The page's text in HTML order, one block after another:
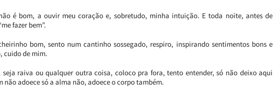
é bom, a ouvir meu coração e, sobretudo, minha intuição. E toda noite, antes de
fazer bem”.
bom, sento num cantinho sossegado, respiro, inspirando sentimentos bons e
cuido de mim.
seja raiva ou qualquer outra coisa, coloco pra fora, tento entender, só não deixo aqui
adoece só a alma não, adoece o corpo também.